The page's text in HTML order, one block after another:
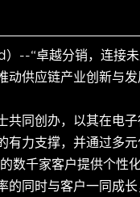
--“卓越分销，连接未
动供应链产业创新与
共同创办，以其在电
有力支撑，并通过多
数千家客户提供个性
同时与客户一同成长